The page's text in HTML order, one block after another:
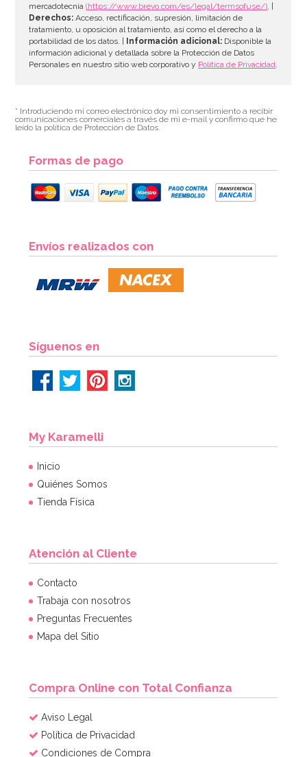
mercadotecnia(https://www.brevo.com/es/legal/termsofuse/). |
Derechos: Acceso, rectificación, supresión, limitación de
tratamiento, u oposición al tratamiento, así como el derecho a la
portabilidad de los datos. |
Información adicional: Disponible la
información adicional y detallada sobre la Protección de Datos
Personales en nuestro sitio web corporativo y Política de Privacidad.
* Introduciendo mi correo electrónico doy mi consentimiento a recibir
comunicaciones comerciales a través de mi e-mail y confirmo que he
leído la política de Protección de Datos.
Formas de pago
Envíos realizados con
Síguenos en
My Karamelli
Inicio
Quiénes Somos
Tienda Física
Atención al Cliente
Contacto
Trabaja con nosotros
Preguntas Frecuentes
Mapa del Sitio
Compra Online con Total Confianza
Aviso Legal
Política de Privacidad
Condiciones de Compra